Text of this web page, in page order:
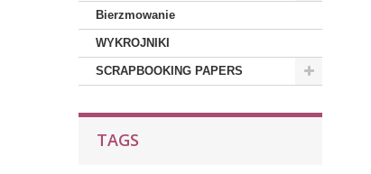
Bierzmowanie
WYKROJNIKI
SCRAPBOOKING PAPERS
TAGS